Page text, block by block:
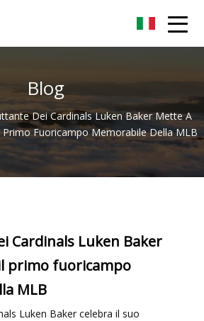
Blog
Dei Cardinals Luken Baker Mette A
Primo Fuoricampo Memorabile Della MLB
Cardinals Luken Baker
primo fuoricampo
MLB
Luken Baker celebra il suo